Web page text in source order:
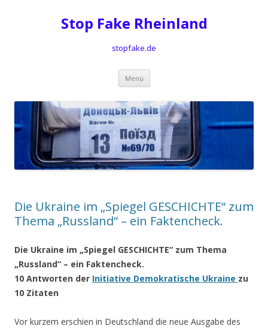
Stop Fake Rheinland
stopfake.de
Menü Springe
Inhalt
Die Ukraine im „Spiegel GESCHICHTE“ zum
Thema „Russland“ – ein Faktencheck.
Die Ukraine im „Spiegel GESCHICHTE“ zum Thema
„Russland“ – ein Faktencheck.
10 Antworten der Initiative Demokratische Ukraine zu
10 Zitaten
Vor kurzem erschien in Deutschland die neue Ausgabe des